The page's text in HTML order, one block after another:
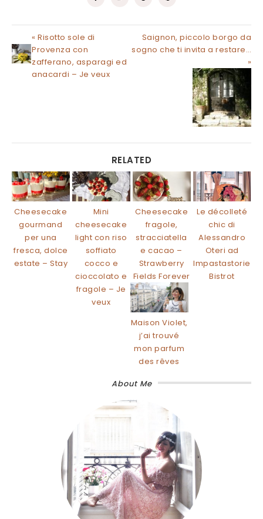
Saignon, piccolo borgo da
sogno che ti invita a restare…
»
« Risotto sole di
Provenza con
zafferano, asparagi ed
anacardi – Je veux
RELATED
Cheesecake
gourmand
per una
fresca, dolce
estate – Stay
Mini
cheesecake
light con riso
soffiato
cocco e
cioccolato e
fragole – Je
veux
Cheesecake
fragole,
stracciatella
e cacao –
Strawberry
Fields Forever
Le décolleté
chic di
Alessandro
Oteri ad
Impastastorie
Bistrot
Maison Violet,
j’ai trouvé
mon parfum
des rêves
About Me